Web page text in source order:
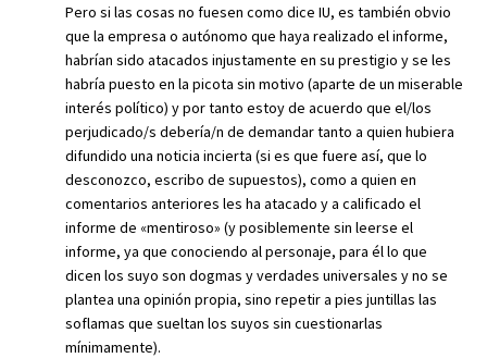
Pero si las cosas no fuesen como dice IU, es también obvio
que la empresa o autónomo que haya realizado el informe,
habrían sido atacados injustamente en su prestigio y se les
habría puesto en la picota sin motivo (aparte de un miserable
interés político) y por tanto estoy de acuerdo que el/los
perjudicado/s debería/n de demandar tanto a quien hubiera
difundido una noticia incierta (si es que fuere así, que lo
desconozco, escribo de supuestos), como a quien en
comentarios anteriores les ha atacado y a calificado el
informe de «mentiroso» (y posiblemente sin leerse el
informe, ya que conociendo al personaje, para él lo que
dicen los suyo son dogmas y verdades universales y no se
plantea una opinión propia, sino repetir a pies juntillas las
soflamas que sueltan los suyos sin cuestionarlas
mínimamente).